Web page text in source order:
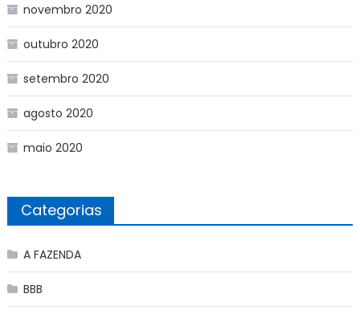
novembro 2020
outubro 2020
setembro 2020
agosto 2020
maio 2020
Categorias
A FAZENDA
BBB